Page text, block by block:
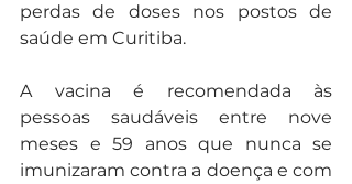
perdas de doses nos postos de
saúde em Curitiba.
A vacina é recomendada às
pessoas saudáveis entre nove
meses e 59 anos que nunca se
imunizaram contra a doença e com